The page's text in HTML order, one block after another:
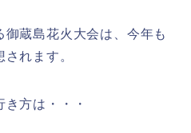
蔵島花火大会は、今年も
れます。
方は・・・